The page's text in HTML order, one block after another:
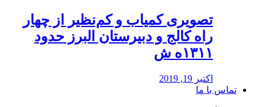
️تصویری کمیاب و کم‌نظیر از چهار
راه كالج و دبيرستان البرز حدود
۱۳۱۱ه ش
اکتبر 19, 2019
تماس با ما